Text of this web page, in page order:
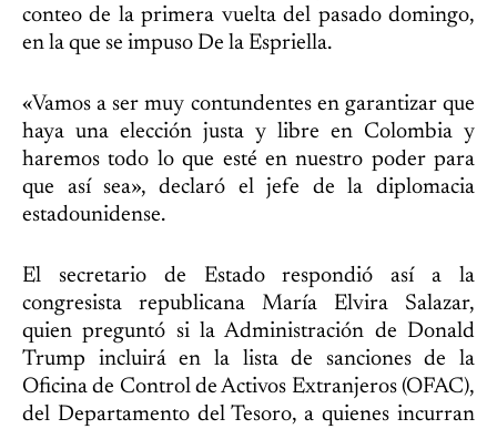
conteo de la primera vuelta del pasado domingo,
en la que se impuso De la Espriella.
«Vamos a ser muy contundentes en garantizar que
haya una elección justa y libre en Colombia y
haremos todo lo que esté en nuestro poder para
que así sea», declaró el jefe de la diplomacia
estadounidense.
El secretario de Estado respondió así a la
congresista republicana María Elvira Salazar,
quien preguntó si la Administración de Donald
Trump incluirá en la lista de sanciones de la
Oficina de Control de Activos Extranjeros (OFAC),
del Departamento del Tesoro, a quienes incurran